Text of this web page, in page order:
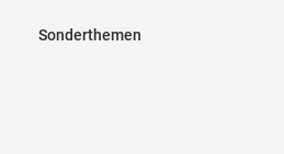
Sonderthemen